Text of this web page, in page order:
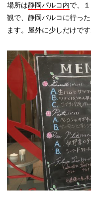
場所は静岡パルコ内で、
観で、静岡パルコに行っ
ます。屋外に少しだけで